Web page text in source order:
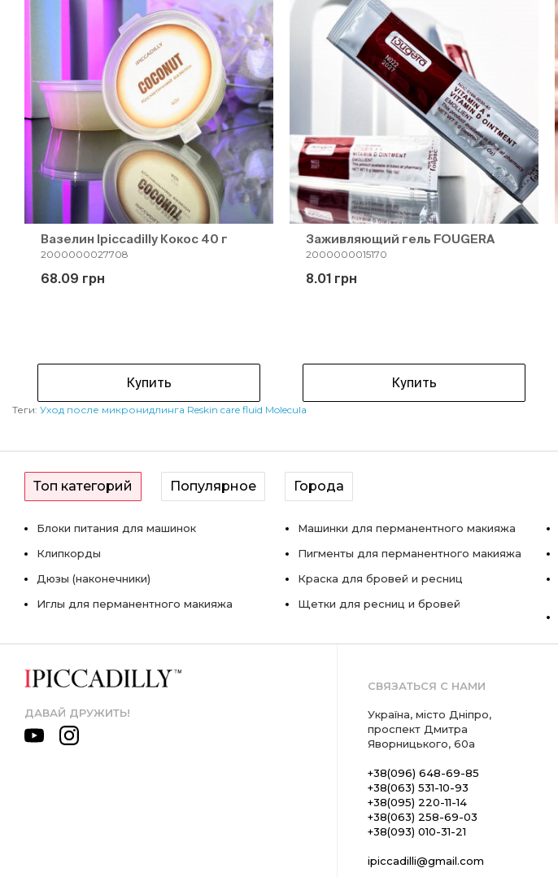
Вазелин Ipiccadilly Кокос 40 г
2000000027708
68.09 грн
Купить
Заживляющий гель FOUGERA
2000000015170
8.01 грн
Купить
Теги: Уход после микронидлинга Reskin care fluid Molecula
Топ категорий Популярное Города
Блоки питания для машинок
Клипкорды
Дюзы (наконечники)
Иглы для перманентного макияжа
Машинки для перманентного макияжа
Пигменты для перманентного макияжа
Краска для бровей и ресниц
Щетки для ресниц и бровей
ДАВАЙ ДРУЖИТЬ!
СВЯЗАТЬСЯ С НАМИ
Україна, місто Дніпро,
проспект Дмитра
Яворницького, 60а
+38(096) 648-69-85
+38(063) 531-10-93
+38(095) 220-11-14
+38(063) 258-69-03
+38(093) 010-31-21
ipiccadilli@gmail.com